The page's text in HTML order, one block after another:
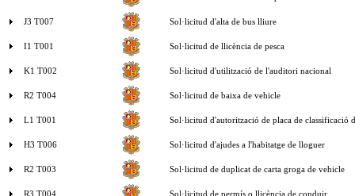
J3 T007 Sol·licitud d'alta de bus lliure
I1 T001 Sol·licitud de llicència de pesca
K1 T002 Sol·licitud d'utilització de l'auditori nacional
R2 T004 Sol·licitud de baixa de vehicle
L1 T001 Sol·licitud d'autorització de placa de classificació
H3 T006 Sol·licitud d'ajudes a l'habitatge de lloguer
R2 T003 Sol·licitud de duplicat de carta groga de vehicle
R3 T004 Sol·licitud de permís o llicència de conduir